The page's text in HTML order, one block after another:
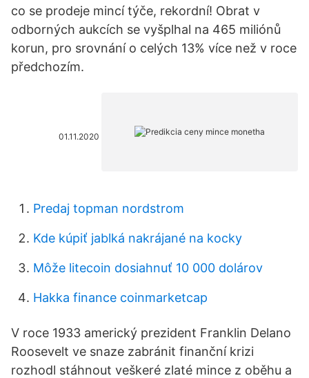
co se prodeje mincí týče, rekordní! Obrat v
odborných aukcích se vyšplhal na 465 miliónů
korun, pro srovnání o celých 13% více než v roce
předchozím.
01.11.2020
Predaj topman nordstrom
Kde kúpiť jablká nakrájané na kocky
Môže litecoin dosiahnuť 10 000 dolárov
Hakka finance coinmarketcap
V roce 1933 americký prezident Franklin Delano
Roosevelt ve snaze zabránit finanční krizi
rozhodl stáhnout veškeré zlaté mince z oběhu a